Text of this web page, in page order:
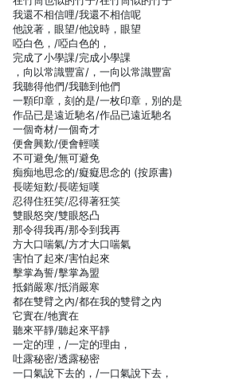
我還不相信哩/我還不相信呢
他說著，眼望/他說時，眼望
啞白色，/啞白色的，
完成了小學課/完成小學課
，向以常識豐富/，一向以常識豐富
我聽得他們/我聽到他們
一顆印章，刻的是/一枚印章，別的是
作品已是遠近馳名/作品已遠近馳名
一個奇材/一個奇才
便會興歎/便會輕嘆
不可避免/無可避免
痴痴地思念的/癡癡思念的 (按原書)
長嗟短歎/長嗟短嘆
忍得住狂笑/忍得著狂笑
雙眼怒突/雙眼怒凸
那令得我再/那令到我再
方大口喘氣/方才大口喘氣
害怕了起來/害怕起來
擊掌為誓/擊掌為盟
抵銷嚴寒/抵消嚴寒
都在雙臂之內/都在我的雙臂之內
它實在/牠實在
聽來平靜/聽起來平靜
一定的理，/一定的理由，
吐露秘密/透露秘密
一口氣說下去的，/一口氣說下去，